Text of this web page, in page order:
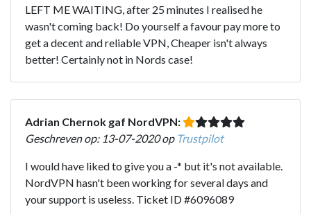
LEFT ME WAITING, after 25 minutes I realised he
wasn't coming back! Do yourself a favour pay more to
get a decent and reliable VPN, Cheaper isn't always
better! Certainly not in Nords case!
Adrian Chernok gaf NordVPN:
Geschreven op: 13-07-2020 op Trustpilot
I would have liked to give you a -* but it's not available.
NordVPN hasn't been working for several days and
your support is useless. Ticket ID #6096089